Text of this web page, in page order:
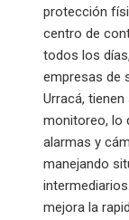
protección
centro de
todos los
empresas de
Urracá,
monitoreo, lo
alarmas y
manejando
mejora la